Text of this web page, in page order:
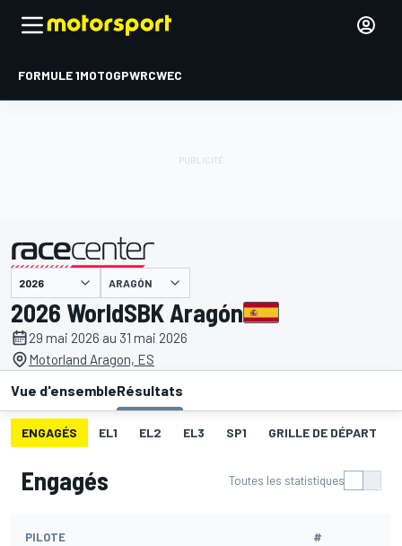
FORMULE 1MOTOGPWRCWEC
présenté par ARAGÓN
2026 WorldSBK Aragón
29 mai 2026 au 31 mai 2026
Motorland Aragon, ES
Vue d'ensembleRésultats
ENGAGÉS EL1 EL2 EL3 SP1 GRILLE DE DÉPART
Engagés Toutes les statistiques
PILOTE #